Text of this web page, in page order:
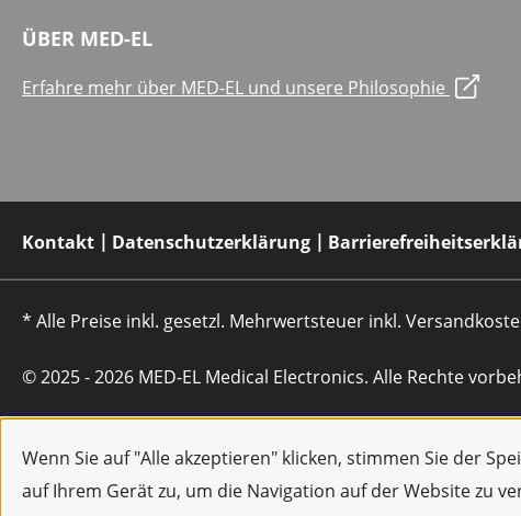
Wenn Sie auf "Alle akzeptieren" klicken, stimmen Sie der
auf Ihrem Gerät zu, um die Navigation auf der Website zu
ÜBER MED-EL
Erfahre mehr über MED-EL und unsere Philosophie
Kontakt Datenschutzerklärung
* Alle Preise inkl. gesetzl. Mehrwertsteuer inkl.
© 2025 - 2026 MED-EL Medical Electronics. Alle Rechte